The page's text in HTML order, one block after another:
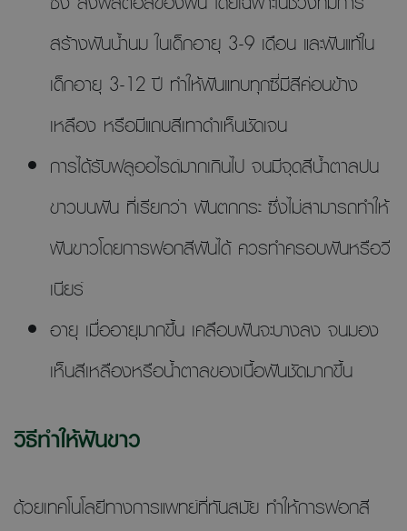
สร้างฟันน้ำนม ในเด็กอายุ 3-9 เดือน และฟันแท้ใน
เด็กอายุ 3-12 ปี ทำให้ฟันแทบทุกซี่มีสีค่อนข้าง
เหลือง หรือมีแถบสีเทาดำเห็นชัดเจน
การได้รับฟลูออไรด์มากเกินไป จนมีจุดสีน้ำตาลปน
ขาวบนฟัน ที่เรียกว่า ฟันตกกระ ซึ่งไม่สามารถทำให้
ฟันขาวโดยการฟอกสีฟันได้ ควรทำครอบฟันหรือวี
เนียร์
อายุ เมื่ออายุมากขึ้น เคลือบฟันจะบางลง จนมอง
เห็นสีเหลืองหรือน้ำตาลของเนื้อฟันชัดมากขึ้น
วิธีทำให้ฟันขาว
ด้วยเทคโนโลยีทางการแพทย์ที่ทันสมัย ทำให้การฟอกสี